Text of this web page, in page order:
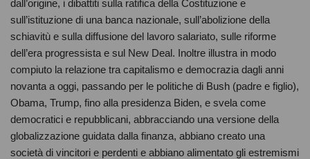
dall’origine, i dibattiti sulla ratifica della Costituzione e
sull’istituzione di una banca nazionale, sull’abolizione della
schiavitù e sulla diffusione del lavoro salariato, sulle riforme
dell’era progressista e sul New Deal. Inoltre illustra in modo
compiuto la relazione tra capitalismo e democrazia dagli anni
novanta a oggi, passando per le politiche di Bush (padre e figlio),
Obama, Trump, fino alla presidenza Biden, e svela come
democratici e repubblicani, abbracciando una versione della
globalizzazione guidata dalla finanza, abbiano creato una
società di vincitori e perdenti e abbiano alimentato gli estremismi